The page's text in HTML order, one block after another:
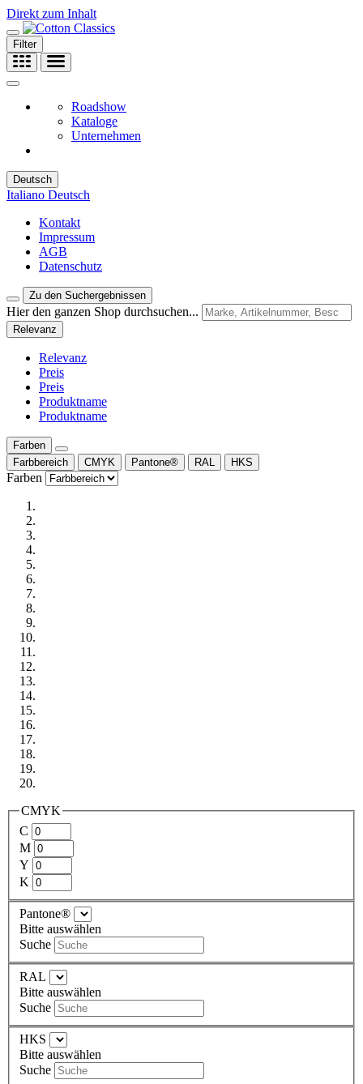
Direkt zum Inhalt
Filter
Roadshow
Kataloge
Unternehmen
Deutsch
Italiano Deutsch
Kontakt
Impressum
AGB
Datenschutz
Zu den Suchergebnissen
Hier den ganzen Shop durchsuchen...
Relevanz
Relevanz
Preis
Preis
Produktname
Produktname
Farben
Farbbereich
CMYK Pantone® RAL HKS
Farben
CMYK
C
M
Y
K
Pantone®
Bitte auswählen
Suche
RAL
Bitte auswählen
Suche
HKS
Bitte auswählen
Suche